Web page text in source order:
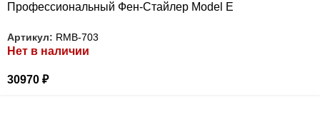
Профессиональный Фен-Стайлер Model E
Артикул: RMB-703
Нет в наличии
30970 ₽